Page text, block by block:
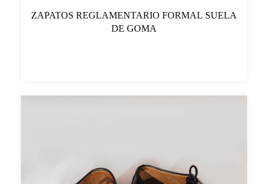
ZAPATOS REGLAMENTARIO FORMAL SUELA
DE GOMA